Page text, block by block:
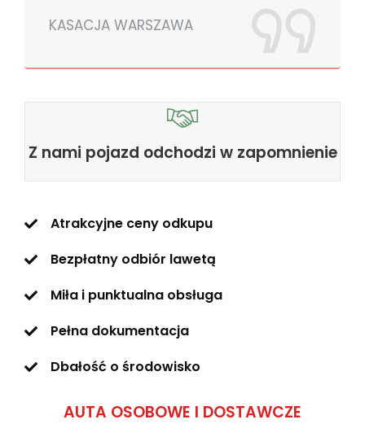
KASACJA WARSZAWA
Z nami pojazd odchodzi w zapomnienie
Atrakcyjne ceny odkupu
Bezpłatny odbiór lawetą
Miła i punktualna obsługa
Pełna dokumentacja
Dbałość o środowisko
AUTA OSOBOWE I DOSTAWCZE